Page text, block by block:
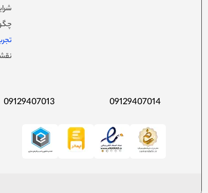
09129407014
09129407013